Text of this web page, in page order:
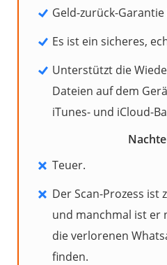
Geld-zurück-Garantie
Es ist ein sicheres,
Unterstützt die
Dateien auf dem
iTunes- und iCloud-
Teuer.
Der Scan-Prozess ist
und manchmal ist er
die verlorenen
finden.